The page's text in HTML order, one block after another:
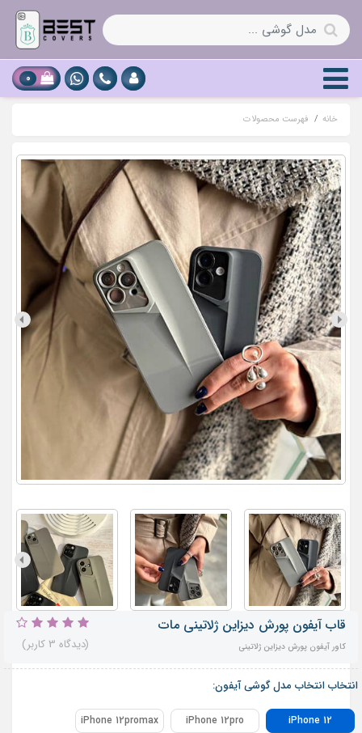
0
خانه فهرست محصولات
قاب آیفون پورش دیزاین ژلاتینی مات
کاور آیفون پورش دیزاین ژلاتینی (دیدگاه 3 کاربر)
انتخاب انتخاب مدل گوشی آیفون:
iPhone 12
iPhone 12pro
iPhone 12promax